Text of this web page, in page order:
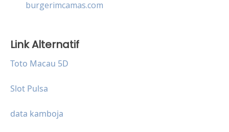
burgerimcamas.com
Link Alternatif
Toto Macau 5D
Slot Pulsa
data kamboja